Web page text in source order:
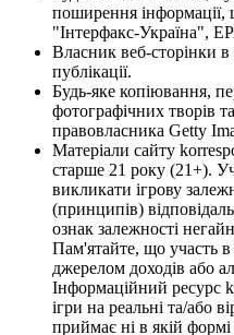
поширення інформації,
"Інтерфакс-Україна",
Власник веб-сторінки в
публікації.
Будь-яке копіювання,
фотографічних творів
правовласника Getty
Матеріали сайту
старше 21 року (21+).
викликати ігрову
(принципів)
ознак залежності
Пам'ятайте, що участь в
джерелом доходів або
Інформаційний ресурс
ігри на реальні та/або
приймає ні в якій